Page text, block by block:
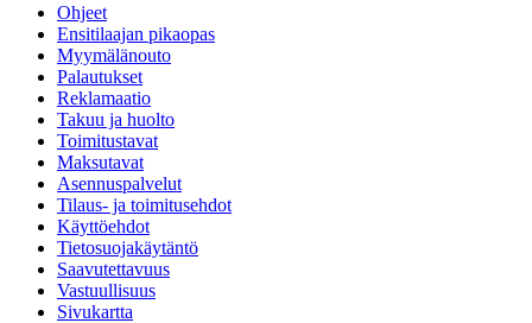
Ohjeet
Ensitilaajan pikaopas
Myymälänouto
Palautukset
Reklamaatio
Takuu ja huolto
Toimitustavat
Maksutavat
Asennuspalvelut
Tilaus- ja toimitusehdot
Käyttöehdot
Tietosuojakäytäntö
Saavutettavuus
Vastuullisuus
Sivukartta